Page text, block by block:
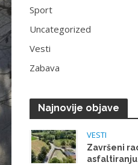
Sport
Uncategorized
Vesti
Zabava
Najnovije objave
VESTI
Završeni
asfaltiranju